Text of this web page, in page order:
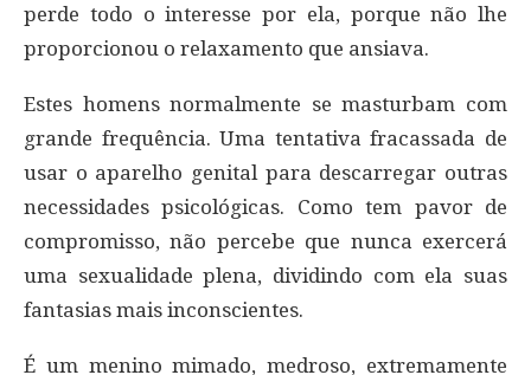
perde todo o interesse por ela, porque não lhe
proporcionou o relaxamento que ansiava.
Estes homens normalmente se masturbam com
grande frequência. Uma tentativa fracassada de
usar o aparelho genital para descarregar outras
necessidades psicológicas. Como tem pavor de
compromisso, não percebe que nunca exercerá
uma sexualidade plena, dividindo com ela suas
fantasias mais inconscientes.
É um menino mimado, medroso, extremamente